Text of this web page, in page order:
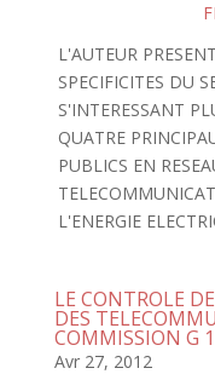
L'AUTEUR
SPECIFICITES DU
S'INTERESSANT
QUATRE
PUBLICS EN
L'ENERGIE
LE CONTROLE
DES
COMMISSION G
Avr 27, 2012